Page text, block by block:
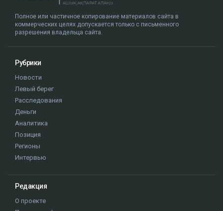
Полное или частичное копирование материалов сайта в
коммерческих целях допускается только с письменного
разрешения владельца сайта.
Рубрики
Новости
Левый берег
Расследования
Деньги
Аналитика
Позиция
Регионы
Интервью
Редакция
О проекте